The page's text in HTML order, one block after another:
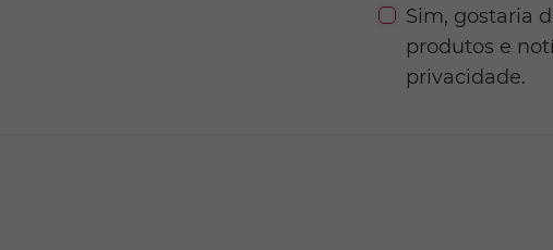
Sim, gostaria
produtos e
privacidade.